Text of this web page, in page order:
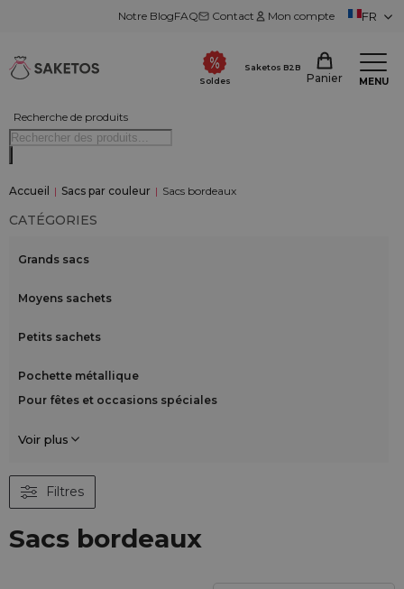
Notre BlogFAQ Contact Mon compte FR
Recherche de produits
Soldes
Saketos B2B
Panier MENU
Accueil | Sacs par couleur | Sacs bordeaux
CATÉGORIES
Grands sacs
Moyens sachets
Petits sachets
Pochette métallique
Pour fêtes et occasions spéciales
Voir plus
Filtres
Sacs bordeaux